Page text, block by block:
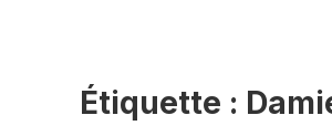
Étiquette :